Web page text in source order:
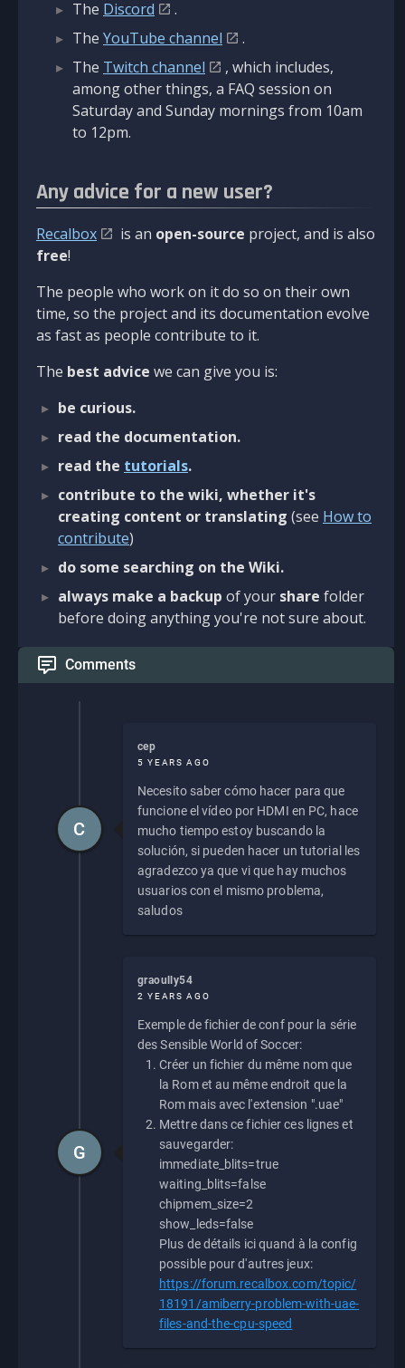
The Discord
.
The YouTube channel
.
The Twitch channel
, which includes,
among other things, a FAQ session on
Saturday and Sunday mornings from 10am
to 12pm.
Any advice for a new user?
Recalbox is an open-source project, and is also
free!
The people who work on it do so on their own
time, so the project and its documentation evolve
as fast as people contribute to it.
The best advice we can give you is:
be curious.
read the documentation.
read the tutorials.
contribute to the wiki, whether it's
creating content or translating (see How to
contribute)
do some searching on the Wiki.
always make a backup of your share folder
before doing anything you're not sure about.
Comments
cep
5 YEARS AGO
Necesito saber cómo hacer para que
funcione el vídeo por HDMI en PC, hace
mucho tiempo estoy buscando la
solución, si pueden hacer un tutorial les
agradezco ya que vi que hay muchos
usuarios con el mismo problema,
saludos
C
graoully54
2 YEARS AGO
Exemple de fichier de conf pour la série
des Sensible World of Soccer:
Créer un fichier du même nom que
la Rom et au même endroit que la
Rom mais avec l'extension ".uae"
Mettre dans ce fichier ces lignes et
sauvegarder:
immediate_blits=true
waiting_blits=false
chipmem_size=2
show_leds=false
Plus de détails ici quand à la config
possible pour d'autres jeux:
https://forum.recalbox.com/topic/
18191/amiberry-problem-with-uae-
files-and-the-cpu-speed
G